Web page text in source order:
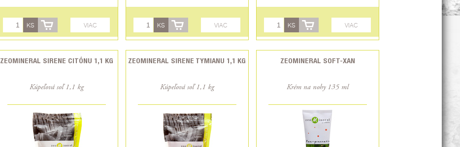
KS VIAC KS VIAC KS VIAC
ZEOMINERAL SIRENE CITÓNU 1,1 KG
Kúpeľová soľ 1,1 kg
ZEOMINERAL SIRENE TYMIANU 1,1 KG
Kúpeľová soľ 1,1 kg
ZEOMINERAL SOFT-XAN
Krém na nohy 135 ml